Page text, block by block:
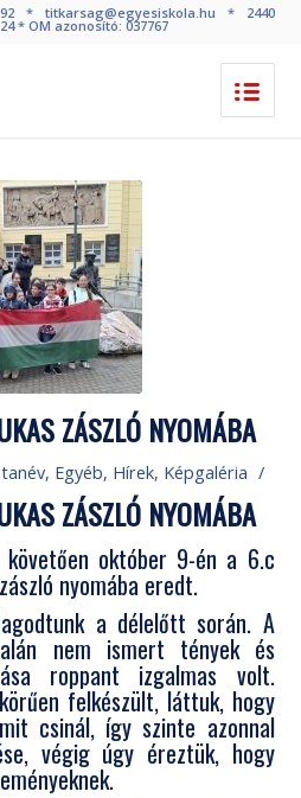
* titkarsag@egyesiskola.hu * 2440
* OM azonosító: 037767
ZÁSZLÓ NYOMÁBA
, Egyéb, Hírek, Képgaléria /
ZÁSZLÓ NYOMÁBA
október 9-én a 6.c
nyomába eredt.
a délelőtt során. A
nem ismert tények és
roppant izgalmas volt.
felkészült, láttuk, hogy
csinál, így szinte azonnal
végig úgy éreztük, hogy